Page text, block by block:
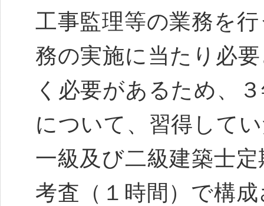
工事監理等の業務を
務の実施に当たり必
く必要があるため、
について、習得して
一級及び二級建築士
考査（１時間）で構